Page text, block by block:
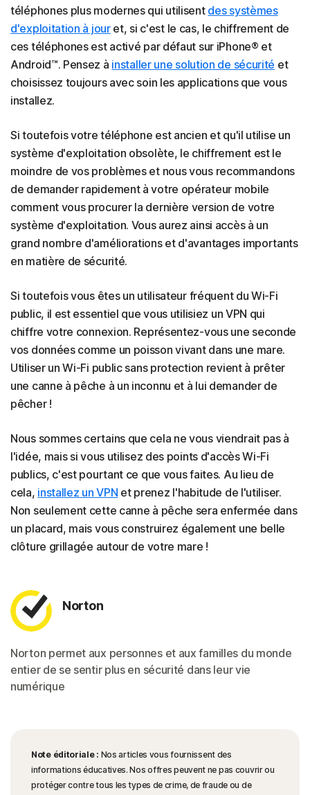
téléphones plus modernes qui utilisent des systèmes
d'exploitation à jouret, si c'est le cas, le chiffrement de
ces téléphones est activé par défaut sur iPhone® et
Android™. Pensez à installer une solution de sécurité et
choisissez toujours avec soin les applications que vous
installez.
Si toutefois votre téléphone est ancien et qu'il utilise un
système d'exploitation obsolète, le chiffrement est le
moindre de vos problèmes et nous vous recommandons
de demander rapidement à votre opérateur mobile
comment vous procurer la dernière version de votre
système d'exploitation. Vous aurez ainsi accès à un
grand nombre d'améliorations et d'avantages importants
en matière de sécurité.
Si toutefois vous êtes un utilisateur fréquent du Wi-Fi
public, il est essentiel que vous utilisiez un VPN qui
chiffre votre connexion. Représentez-vous une seconde
vos données comme un poisson vivant dans une mare.
Utiliser un Wi-Fi public sans protection revient à prêter
une canne à pêche à un inconnu et à lui demander de
pêcher !
Nous sommes certains que cela ne vous viendrait pas à
l'idée, mais si vous utilisez des points d'accès Wi-Fi
publics, c'est pourtant ce que vous faites. Au lieu de
cela, installez un VPN et prenez l'habitude de l'utiliser.
Non seulement cette canne à pêche sera enfermée dans
un placard, mais vous construirez également une belle
clôture grillagée autour de votre mare !
Norton
Norton permet aux personnes et aux familles du monde
entier de se sentir plus en sécurité dans leur vie
numérique
Note éditoriale : Nos articles vous fournissent des
informations éducatives. Nos offres peuvent ne pas couvrir ou
protéger contre tous les types de crime, de fraude ou de